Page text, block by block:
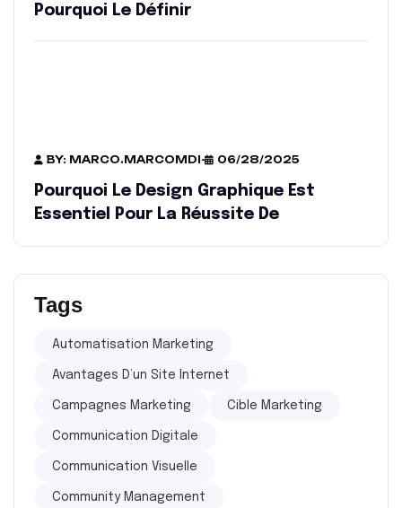
Pourquoi Le Définir
BY: MARCO.MARCOMDI - 06/28/2025
Pourquoi Le Design Graphique Est
Essentiel Pour La Réussite De
Tags
Automatisation Marketing
Avantages D’un Site Internet
Campagnes Marketing Cible Marketing
Communication Digitale
Communication Visuelle
Community Management